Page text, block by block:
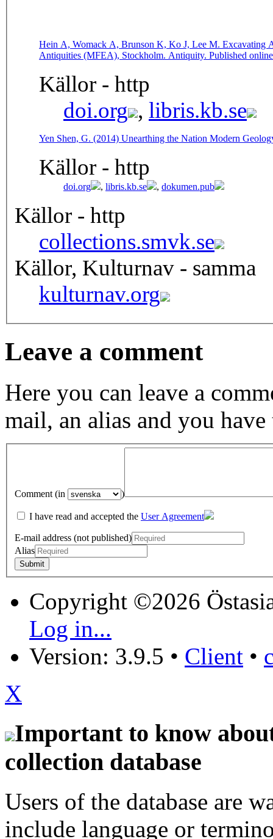
Hein A, Womack A, Brunson K, Ko J, Lee M. Excavating
Antiquities (MFEA), Stockholm. Antiquity. Published
Källor - http
doi.org , libris.kb.se
Yen Shen, G. (2014) Unearthing the Nation Modern
Källor - http
doi.org , libris.kb.se , dokumen.pub
Källor - http
collections.smvk.se
Källor, Kulturnav - samma
kulturnav.org
Leave a comment
Here you can leave a
mail, an alias and you
Comment (in )
I have read and accepted the User Agreement
E-mail address (not published)
Alias
Copyright ©2026
Log in...
Version: 3.9.5 • Client •
X
Important to know
collection database
Users of the database are
include language or